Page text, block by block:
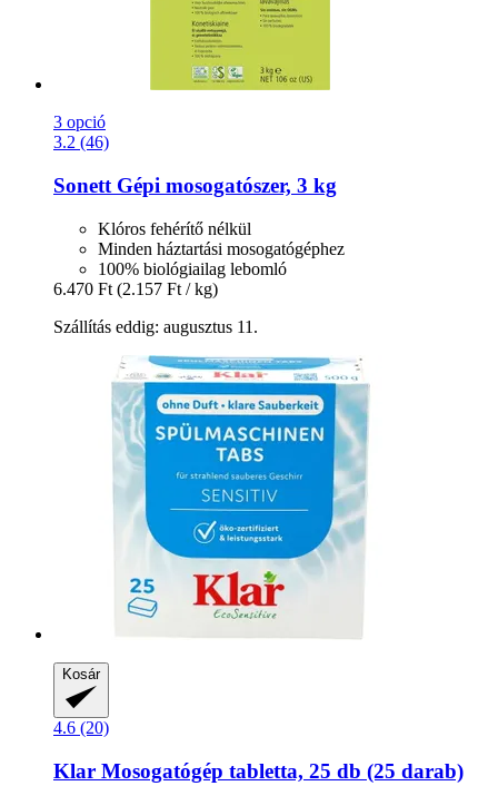
3 opció
3.2 (46)
Sonett Gépi mosogatószer, 3 kg
Klóros fehérítő nélkül
Minden háztartási mosogatógéphez
100% biológiailag lebomló
6.470 Ft (2.157 Ft / kg)
Szállítás eddig: augusztus 11.
Kosár
4.6 (20)
Klar Mosogatógép tabletta, 25 db (25 darab)